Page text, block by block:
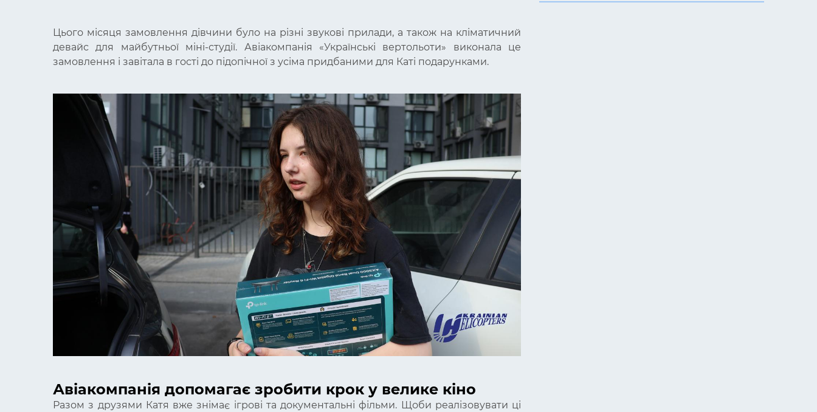
Цього місяця замовлення дівчини було на різні звукові прилади, а також на кліматичний
девайс для майбутньої міні-студії. Авіакомпанія «Українські вертольоти» виконала це
замовлення і завітала в гості до підопічної з усіма придбаними для Каті подарунками.
Авіакомпанія допомагає зробити крок у велике кіно
Разом з друзями Катя вже знімає ігрові та документальні фільми. Щоби реалізовувати ці